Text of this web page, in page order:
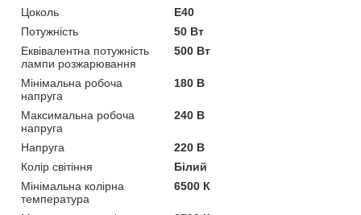
Цоколь
E40
Потужність
50 Вт
Еквівалентна потужність
лампи розжарювання
500 Вт
Мінімальна робоча
напруга
180 В
Максимальна робоча
напруга
240 В
Напруга
220 В
Колір світіння
Білий
Мінімальна колірна
температура
6500 К